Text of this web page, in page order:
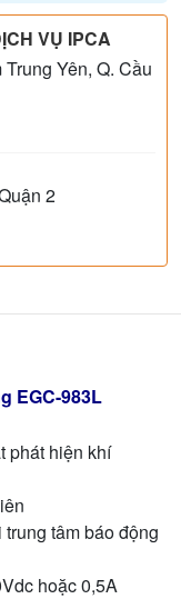
VỤ IPCA
Yên, Q. Cầu
2
EGC-983L
phát hiện khí
tâm báo động
hoặc 0,5A